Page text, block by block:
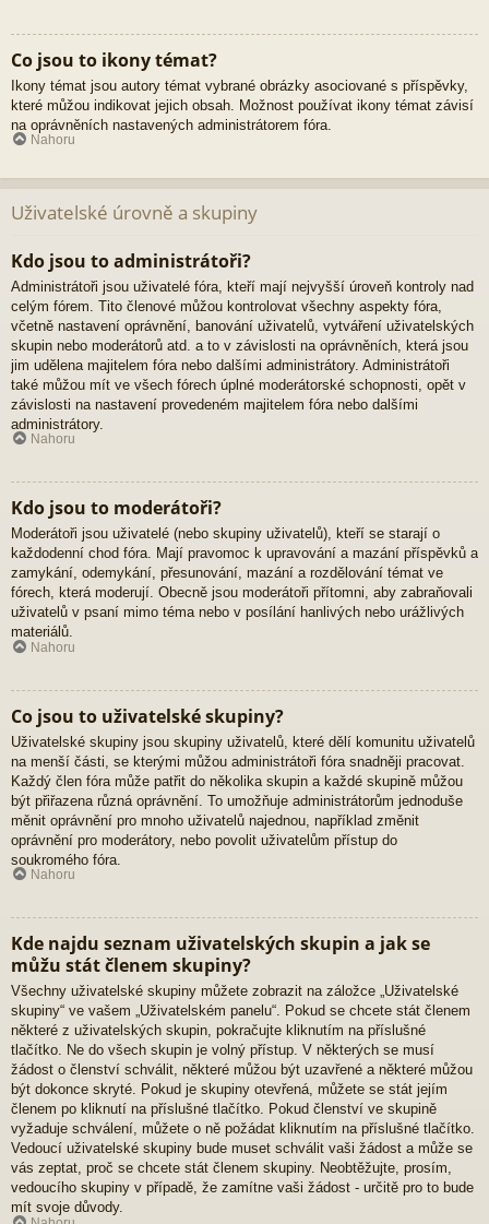
Co jsou to ikony témat?
Ikony témat jsou autory témat vybrané obrázky asociované s příspěvky,
které můžou indikovat jejich obsah. Možnost používat ikony témat závisí
na oprávněních nastavených administrátorem fóra.
Nahoru
Uživatelské úrovně a skupiny
Kdo jsou to administrátoři?
Administrátoři jsou uživatelé fóra, kteří mají nejvyšší úroveň kontroly nad
celým fórem. Tito členové můžou kontrolovat všechny aspekty fóra,
včetně nastavení oprávnění, banování uživatelů, vytváření uživatelských
skupin nebo moderátorů atd. a to v závislosti na oprávněních, která jsou
jim udělena majitelem fóra nebo dalšími administrátory. Administrátoři
také můžou mít ve všech fórech úplné moderátorské schopnosti, opět v
závislosti na nastavení provedeném majitelem fóra nebo dalšími
administrátory.
Nahoru
Kdo jsou to moderátoři?
Moderátoři jsou uživatelé (nebo skupiny uživatelů), kteří se starají o
každodenní chod fóra. Mají pravomoc k upravování a mazání příspěvků a
zamykání, odemykání, přesunování, mazání a rozdělování témat ve
fórech, která moderují. Obecně jsou moderátoři přítomni, aby zabraňovali
uživatelů v psaní mimo téma nebo v posílání hanlivých nebo urážlivých
materiálů.
Nahoru
Co jsou to uživatelské skupiny?
Uživatelské skupiny jsou skupiny uživatelů, které dělí komunitu uživatelů
na menší části, se kterými můžou administrátoři fóra snadněji pracovat.
Každý člen fóra může patřit do několika skupin a každé skupině můžou
být přiřazena různá oprávnění. To umožňuje administrátorům jednoduše
měnit oprávnění pro mnoho uživatelů najednou, například změnit
oprávnění pro moderátory, nebo povolit uživatelům přístup do
soukromého fóra.
Nahoru
Kde najdu seznam uživatelských skupin a jak se
můžu stát členem skupiny?
Všechny uživatelské skupiny můžete zobrazit na záložce „Uživatelské
skupiny“ ve vašem „Uživatelském panelu“. Pokud se chcete stát členem
některé z uživatelských skupin, pokračujte kliknutím na příslušné
tlačítko. Ne do všech skupin je volný přístup. V některých se musí
žádost o členství schválit, některé můžou být uzavřené a některé můžou
být dokonce skryté. Pokud je skupiny otevřená, můžete se stát jejím
členem po kliknutí na příslušné tlačítko. Pokud členství ve skupině
vyžaduje schválení, můžete o ně požádat kliknutím na příslušné tlačítko.
Vedoucí uživatelské skupiny bude muset schválit vaši žádost a může se
vás zeptat, proč se chcete stát členem skupiny. Neobtěžujte, prosím,
vedoucího skupiny v případě, že zamítne vaši žádost - určitě pro to bude
mít svoje důvody.